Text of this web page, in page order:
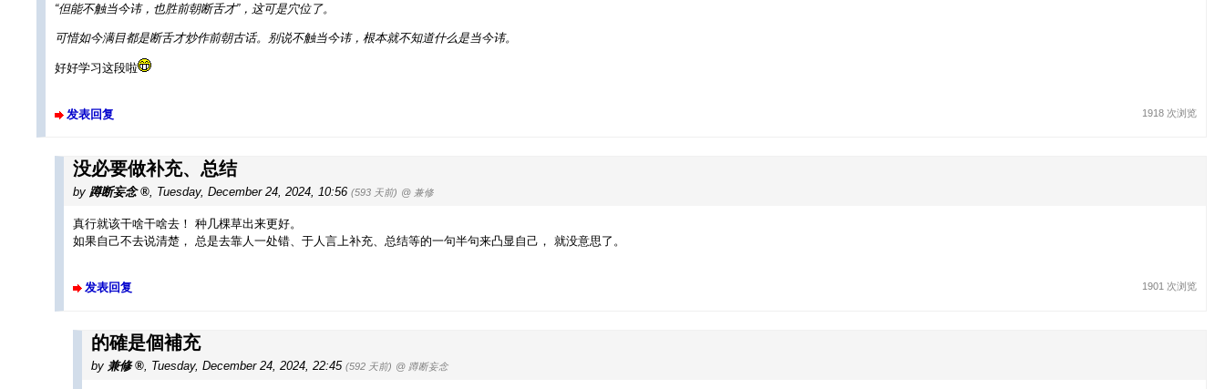
“但能不触当今讳，也胜前朝断舌才”，这可是穴位了。
可惜如今满目都是断舌才炒作前朝古话。别说不触当今讳，根本就不知道什么是当今讳。
好好学习这段啦
发表回复 1918 次浏览
没必要做补充、总结
by 蹲断妄念 , Tuesday, December 24, 2024, 10:56 (593 天前) @ 兼修
真行就该干啥干啥去！ 种几棵草出来更好。
如果自己不去说清楚， 总是去靠人一处错、于人言上补充、总结等的一句半句来凸显自己， 就没意思了。
发表回复 1901 次浏览
的確是個補充
by 兼修 Tuesday, December 24, 2024, 22:45 (592 天前) @ 蹲断妄念